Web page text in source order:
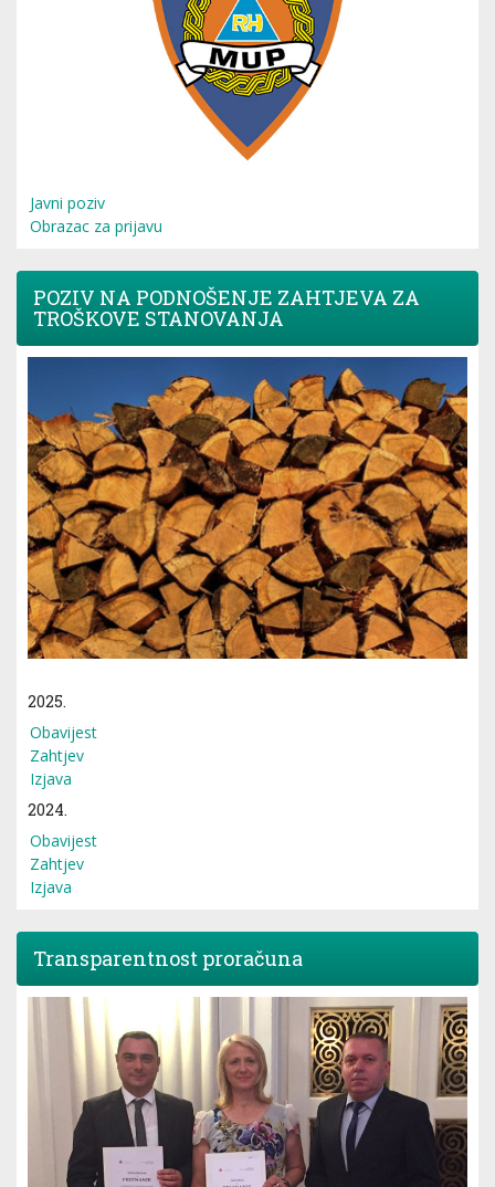
Javni poziv
Obrazac za prijavu
POZIV NA PODNOŠENJE ZAHTJEVA ZA
TROŠKOVE STANOVANJA
2025.
Obavijest
Zahtjev
Izjava
2024.
Obavijest
Zahtjev
Izjava
Transparentnost proračuna